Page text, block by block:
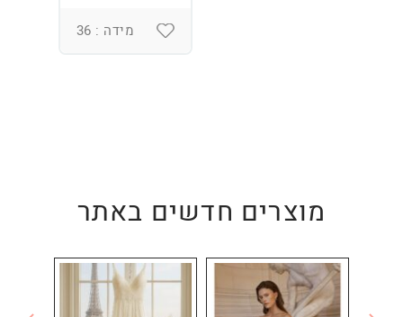
מידה : 36
מוצרים חדשים באתר